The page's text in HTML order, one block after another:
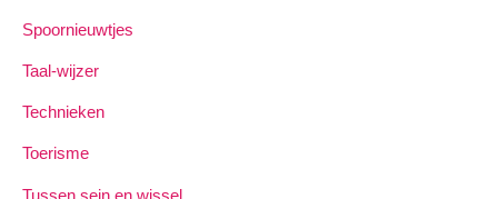
Spoornieuwtjes
Taal-wijzer
Technieken
Toerisme
Tussen sein en wissel